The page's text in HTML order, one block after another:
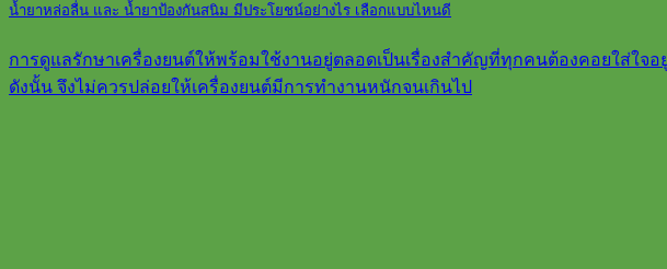
น้ำยาหล่อลื่น และ น้ำยาป้องกันสนิม มีประโยชน์อย่างไร เลือกแบบไหนดี
การดูแลรักษาเครื่องยนต์ให้พร้อมใช้งานอยู่ตลอดเป็นเรื่องสำคัญที่ทุกคนต้องคอยใส่ใจ
ดังนั้น จึงไม่ควรปล่อยให้เครื่องยนต์มีการทำงานหนักจนเกินไป